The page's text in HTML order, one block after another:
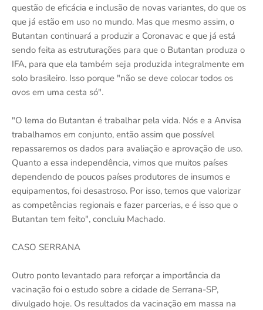
questão de eficácia e inclusão de novas variantes, do que os
que já estão em uso no mundo. Mas que mesmo assim, o
Butantan continuará a produzir a Coronavac e que já está
sendo feita as estruturações para que o Butantan produza o
IFA, para que ela também seja produzida integralmente em
solo brasileiro. Isso porque "não se deve colocar todos os
ovos em uma cesta só".
"O lema do Butantan é trabalhar pela vida. Nós e a Anvisa
trabalhamos em conjunto, então assim que possível
repassaremos os dados para avaliação e aprovação de uso.
Quanto a essa independência, vimos que muitos países
dependendo de poucos países produtores de insumos e
equipamentos, foi desastroso. Por isso, temos que valorizar
as competências regionais e fazer parcerias, e é isso que o
Butantan tem feito", concluiu Machado.
CASO SERRANA
Outro ponto levantado para reforçar a importância da
vacinação foi o estudo sobre a cidade de Serrana-SP,
divulgado hoje. Os resultados da vacinação em massa na